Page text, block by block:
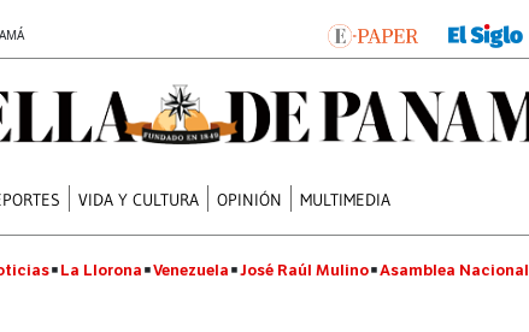
VIDA Y CULTURA OPINIÓN MULTIMEDIA
La Llorona Venezuela José Raúl Mulino Asamblea Nacional